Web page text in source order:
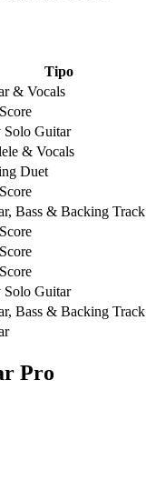
Tipo
& Vocals
Solo Guitar
& Vocals
Duet
Bass & Backing Track
Solo Guitar
Bass & Backing Track
Pro